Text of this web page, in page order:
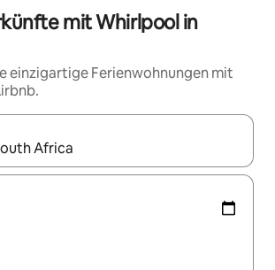
mit Whirlpool in
einzigartige Ferienwohnungen mit
verfügbar sind, navigiere mit den